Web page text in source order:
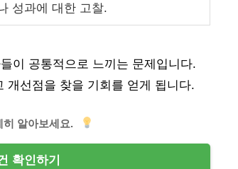
성과에 대한 고찰.
이 공통적으로 느끼는 문제입니다.
개선점을 찾을 기회를 얻게 됩니다.
알아보세요.
확인하기